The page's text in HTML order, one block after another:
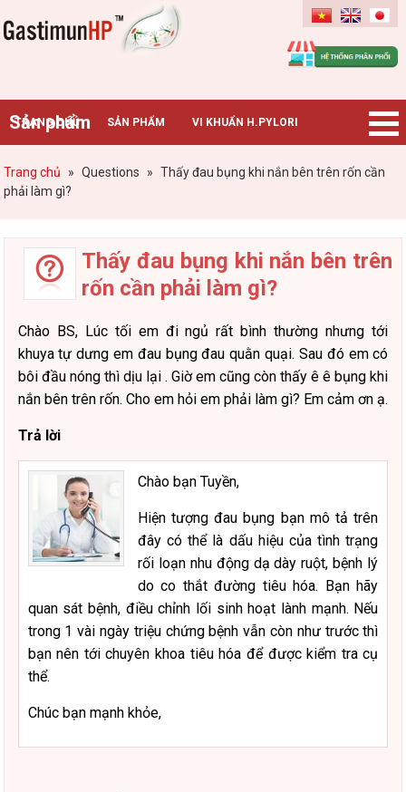
Gastimunhp
Sản phẩm
TRANG CHỦ SẢN PHẨM VI KHUẨN H.PYLORI
BỆNH DẠ DÀY TIN TỨC – SỰ KIỆN HƯỚNG DẪN MUA HÀNG
Trang chủ » Questions » Thấy đau bụng khi nắn bên trên rốn cần
phải làm gì?
Thấy đau bụng khi nắn bên trên
rốn cần phải làm gì?
Chào BS, Lúc tối em đi ngủ rất bình thường nhưng tới
khuya tự dưng em đau bụng đau quằn quại. Sau đó em có
bôi đầu nóng thì dịu lại . Giờ em cũng còn thấy ê ê bụng khi
nắn bên trên rốn. Cho em hỏi em phải làm gì? Em cảm ơn ạ.
Trả lời
Chào bạn Tuyền,
Hiện tượng đau bụng bạn mô tả trên
đây có thể là dấu hiệu của tình trạng
rối loạn nhu động dạ dày ruột, bệnh lý
do co thắt đường tiêu hóa. Bạn hãy
quan sát bệnh, điều chỉnh lối sinh hoạt lành mạnh. Nếu
trong 1 vài ngày triệu chứng bệnh vẫn còn như trước thì
bạn nên tới chuyên khoa tiêu hóa để được kiểm tra cụ
thể.
Chúc bạn mạnh khỏe,